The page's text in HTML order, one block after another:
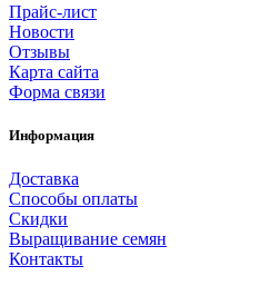
Прайс-лист
Новости
Отзывы
Карта сайта
Форма связи
Информация
Доставка
Способы оплаты
Скидки
Выращивание семян
Контакты